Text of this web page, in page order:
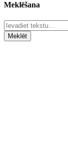
Meklēšana
Meklēt